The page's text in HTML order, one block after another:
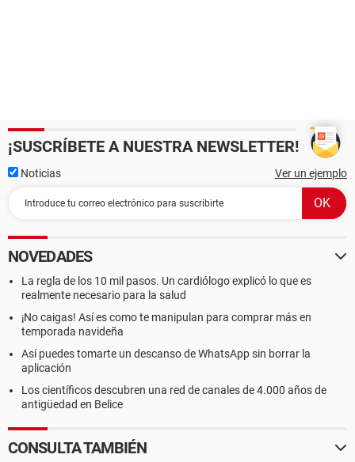
¡SUSCRÍBETE A NUESTRA NEWSLETTER!
Noticias Ver un ejemplo
NOVEDADES
La regla de los 10 mil pasos. Un cardiólogo explicó lo que es
realmente necesario para la salud
¡No caigas! Así es como te manipulan para comprar más en
temporada navideña
Así puedes tomarte un descanso de WhatsApp sin borrar la
aplicación
Los científicos descubren una red de canales de 4.000 años de
antigüedad en Belice
CONSULTA TAMBIÉN